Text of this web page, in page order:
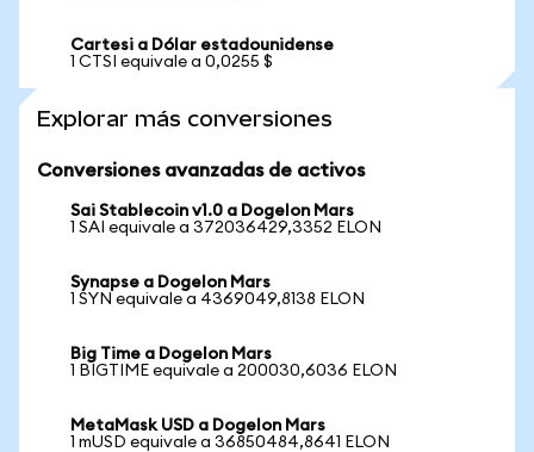
Cartesi a Dólar estadounidense
1 CTSI equivale a 0,0255 $
Explorar más conversiones
Conversiones avanzadas de activos
Sai Stablecoin v1.0 a Dogelon Mars
1 SAI equivale a 372036429,3352 ELON
Synapse a Dogelon Mars
1 SYN equivale a 4369049,8138 ELON
Big Time a Dogelon Mars
1 BIGTIME equivale a 200030,6036 ELON
MetaMask USD a Dogelon Mars
1 mUSD equivale a 36850484,8641 ELON